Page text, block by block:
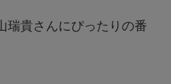
瑞貴さんにぴったりの番